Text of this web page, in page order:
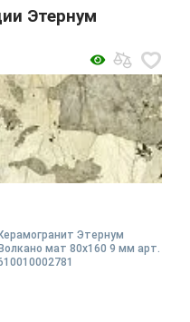
Этернум
Керамогранит Этернум
Волкано мат 80x160 9 мм арт.